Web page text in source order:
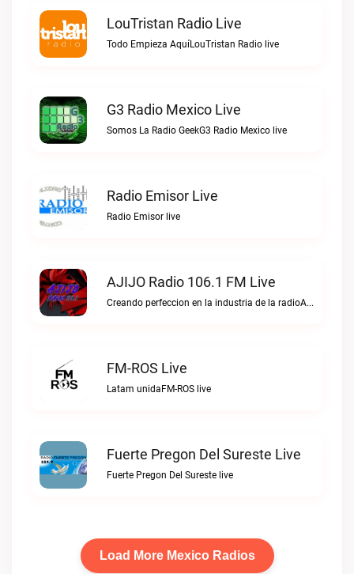
LouTristan Radio Live
Todo Empieza AquíLouTristan Radio live
G3 Radio Mexico Live
Somos La Radio GeekG3 Radio Mexico live
Radio Emisor Live
Radio Emisor live
AJIJO Radio 106.1 FM Live
Creando perfeccion en la industria de la radioAJIJO Radio 106.1 FM live
FM-ROS Live
Latam unidaFM-ROS live
Fuerte Pregon Del Sureste Live
Fuerte Pregon Del Sureste live
Load More Mexico Radios